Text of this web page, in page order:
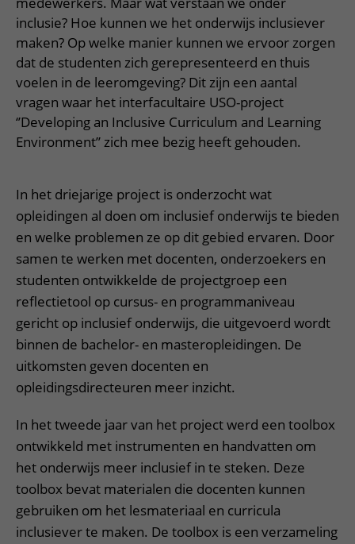
Onze zorgverleners
Onderzoeken en diagnostiek
Het Wilhelmina Kinderziekenhuis
Voorbereiding op uw afspraak
Bloedprikken
Wachttijden
Bezoektijden
Wijzigen patiëntgegevens
Winkels en restaurants
Faciliteiten en voorzieningen
Bezoekregels
Kwaliteit en veiligheid
Contactgegevens
Route naar het ziekenhuis
Parkeren
Wegwijs in het ziekenhuis
Contact met polikliniek
Het Wilhelmina Kinderziekenhuis
Patiënt verwijzen
Teleconsult aanvragen
Diagnostiek aanvragen
Zorgverlenersportaal
Meer UMC Utrecht
Over UMC Utrecht
Research
Onderwijs
inclusie? Hoe kunnen we het onderwijs inclusiever
maken? Op welke manier kunnen we ervoor zorgen
dat de studenten zich gerepresenteerd en thuis
voelen in de leeromgeving? Dit zijn een aantal
vragen waar het interfacultaire USO-project
‘’Developing an Inclusive Curriculum and Learning
Environment’’ zich mee bezig heeft gehouden.
In het driejarige project is onderzocht wat
opleidingen al doen om inclusief onderwijs te bieden
en welke problemen ze op dit gebied ervaren. Door
samen te werken met docenten, onderzoekers en
studenten ontwikkelde de projectgroep een
reflectietool op cursus- en programmaniveau
gericht op inclusief onderwijs, die uitgevoerd wordt
binnen de bachelor- en masteropleidingen. De
uitkomsten geven docenten en
opleidingsdirecteuren meer inzicht.
In het tweede jaar van het project werd een toolbox
ontwikkeld met instrumenten en handvatten om
het onderwijs meer inclusief in te steken. Deze
toolbox bevat materialen die docenten kunnen
gebruiken om het lesmateriaal en curricula
inclusiever te maken. De toolbox is een verzameling